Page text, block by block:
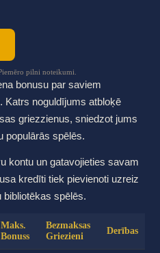
pilni noteikumi.
bonusu par saviem
Katrs noguldījums atbloķē
griezzienus, sniedzot jums
populārās spēlēs.
kontu un gatavojieties savam
kredīti tiek pievienoti uzreiz
spēlēs.
Maks.
Bonuss
Bezmaksas
Griezieni
Derības